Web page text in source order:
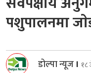
पशुपालनमा
डोल्पा न्यूज । १८